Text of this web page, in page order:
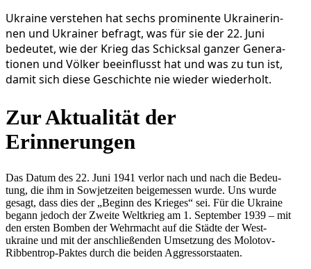
Ukraine ver­ste­hen hat sechs pro­mi­nente Ukrai­ne­rin­
nen und Ukrai­ner befragt, was für sie der 22. Juni
bedeu­tet, wie der Krieg das Schick­sal ganzer Gene­ra­
tio­nen und Völker beein­flusst hat und was zu tun ist,
damit sich diese Geschichte nie wieder wiederholt.
Zur Aktua­li­tät der
Erinnerungen
Das Datum des 22. Juni 1941 verlor nach und nach die Bedeu­
tung, die ihm in Sowjet­zei­ten bei­gemes­sen wurde. Uns wurde
gesagt, dass dies der „Beginn des Krieges“ sei. Für die Ukraine
begann jedoch der Zweite Welt­krieg am 1. Sep­tem­ber 1939 – mit
den ersten Bomben der Wehr­macht auf die Städte der West­
ukraine und mit der anschlie­ßen­den Umset­zung des Molotov-
Rib­ben­trop-Paktes durch die beiden Aggressorstaaten.